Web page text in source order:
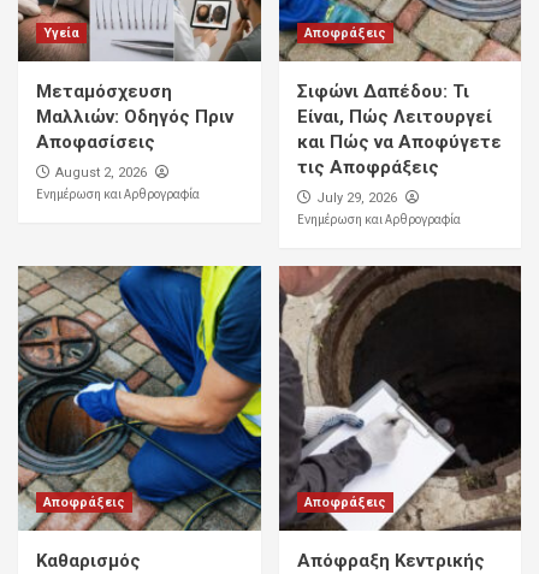
Υγεία
Μεταμόσχευση
Μαλλιών: Οδηγός Πριν
Αποφασίσεις
August 2, 2026
Ενημέρωση και Αρθρογραφία
Αποφράξεις
Σιφώνι Δαπέδου: Τι
Είναι, Πώς Λειτουργεί
και Πώς να Αποφύγετε
τις Αποφράξεις
July 29, 2026
Ενημέρωση και Αρθρογραφία
Αποφράξεις
Καθαρισμός
Αποφράξεις
Απόφραξη Κεντρικής